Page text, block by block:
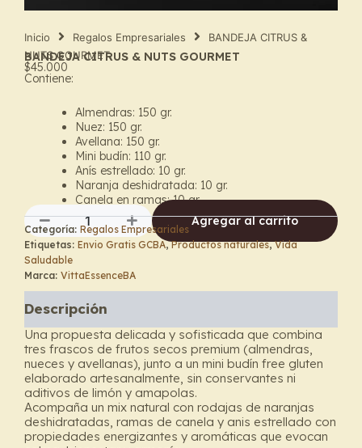
Inicio Regalos Empresariales
BANDEJA CITRUS &
NUTS GOURMET
BANDEJA CITRUS & NUTS GOURMET
$45.000
Contiene:
Almendras: 150 gr.
Nuez: 150 gr.
Avellana: 150 gr.
Mini budín: 110 gr.
Anís estrellado: 10 gr.
Naranja deshidratada: 10 gr.
Canela en ramas: 10 gr.
BANDEJA
CITRUS
&
NUTS
GOURMET
cantidad
Agregar al carrito
Categoría: Regalos Empresariales
Etiquetas: Envio Gratis GCBA,Productos naturales,Vida
Saludable
Marca: VittaEssenceBA
Descripción
Una propuesta delicada y sofisticada que combina
tres frascos de frutos secos premium (almendras,
nueces y avellanas), junto a un mini budín free gluten
elaborado artesanalmente, sin conservantes ni
aditivos de limón y amapolas.
Acompaña un mix natural con rodajas de naranjas
deshidratadas, ramas de canela y anis estrellado con
propiedades energizantes y aromáticas que evocan